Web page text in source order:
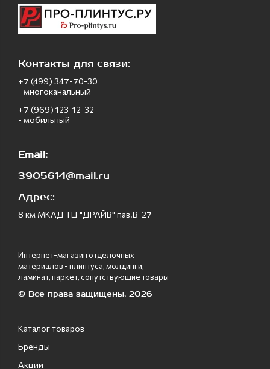
Контакты для связи:
+7 (499) 347-70-30
- многоканальный
+7 (969) 123-12-32
- мобильный
Email:
3905614@mail.ru
Адрес:
8 км МКАД ТЦ "ДРАЙВ" пав.В-27
Интернет-магазин отделочных
материалов - плинтуса, молдинги,
ламинат, паркет, сопутствующие товары
© Все права защищены, 2026
Каталог товаров
Бренды
Акции